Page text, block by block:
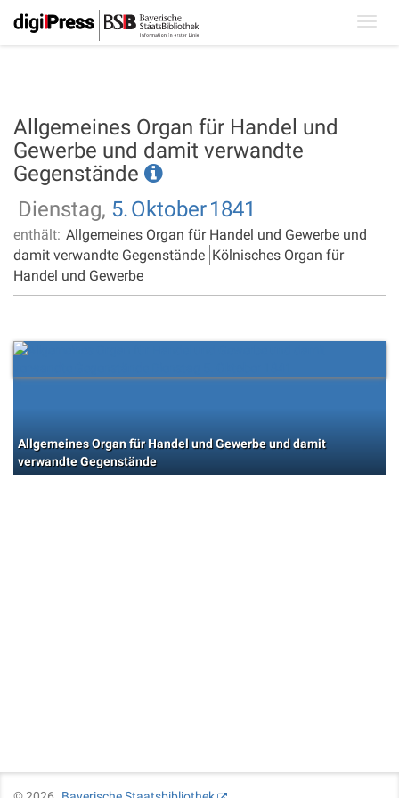
Allgemeines Organ für Handel und
Gewerbe und damit verwandte
Gegenstände
Dienstag, 5.Oktober1841
enthält: Allgemeines Organ für Handel und Gewerbe und
damit verwandte Gegenstände Kölnisches Organ für
Handel und Gewerbe
Allgemeines Organ für Handel und Gewerbe und damit
verwandte Gegenstände